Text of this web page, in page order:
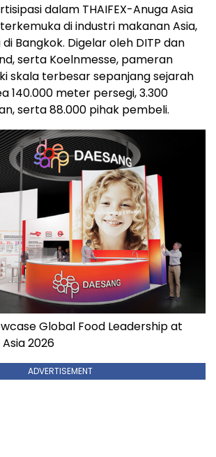
dalam THAIFEX-Anuga Asia
di industri makanan Asia,
Bangkok. Digelar oleh DITP dan
serta Koelnmesse, pameran
skala terbesar sepanjang sejarah
140.000 meter persegi, 3.300
serta 88.000 pihak pembeli.
Global Food Leadership at
2026
ADVERTISEMENT